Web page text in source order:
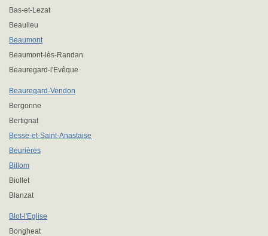
Bas-et-Lezat
Beaulieu
Beaumont
Beaumont-lès-Randan
Beauregard-l'Evêque
Beauregard-Vendon
Bergonne
Bertignat
Besse-et-Saint-Anastaise
Beurières
Billom
Biollet
Blanzat
Blot-l'Eglise
Bongheat